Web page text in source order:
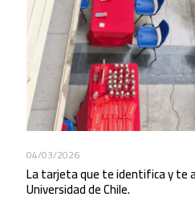
04/03/2026
La tarjeta que te identifica y te
Universidad de Chile.